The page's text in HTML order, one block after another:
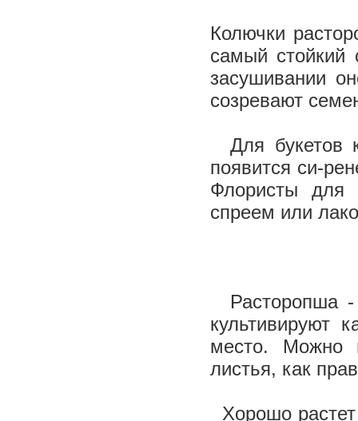
Колючки
самый стойкий
засушивании
созревают
Для букетов
появится си-
Флористы для
спреем или
Расторопша -
культивируют
место. Можно
листья, как
Хорошо